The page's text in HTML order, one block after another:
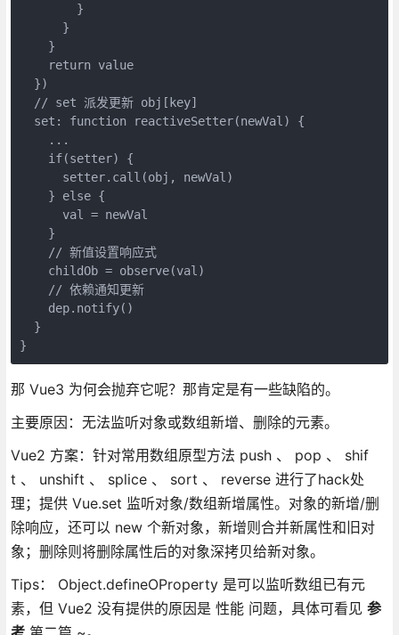
        }
      }
    }
    return value
  })
  // set 派发更新 obj[key]
  set: function reactiveSetter(newVal) {
    ...
    if(setter) {
      setter.call(obj, newVal)
    } else {
      val = newVal
    }
    // 新值设置响应式
    childOb = observe(val)
    // 依赖通知更新
    dep.notify()
  }
}
那 Vue3 为何会抛弃它呢？那肯定是有一些缺陷的。
主要原因：无法监听对象或数组新增、删除的元素。
Vue2 方案：针对常用数组原型方法 push 、 pop 、 shif
t 、 unshift 、 splice 、 sort 、 reverse 进行了hack处
理；提供 Vue.set 监听对象/数组新增属性。对象的新增/删
除响应，还可以 new 个新对象，新增则合并新属性和旧对
象；删除则将删除属性后的对象深拷贝给新对象。
Tips： Object.defineOProperty 是可以监听数组已有元
素，但 Vue2 没有提供的原因是 性能 问题，具体可看见 参